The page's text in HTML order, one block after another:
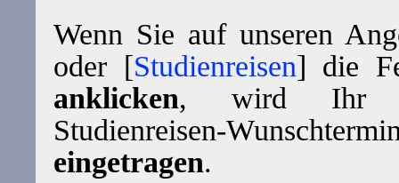
Wenn Sie auf unseren
oder [Studienreisen] die
anklicken, wird Ihr
Studienreisen-
eingetragen.